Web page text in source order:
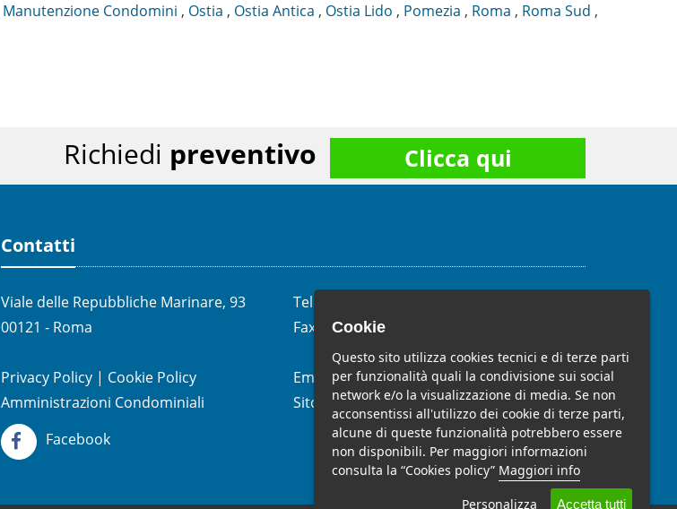
Manutenzione Condomini , Ostia , Ostia Antica , Ostia Lido , Pomezia , Roma , Roma Sud ,
Richiedi preventivo Clicca qui
Contatti
Viale delle Repubbliche Marinare, 93
00121 - Roma
Privacy Policy| Cookie Policy
Amministrazioni Condominiali
Facebook
Telefono:
Fax:
(+39) 06.99.33.19.10
Email:info@studiomelchiorri.it
Sito Web:www.stmelchiorri.it
Cookie
Questo sito utilizza cookies tecnici e di terze parti
per funzionalità quali la condivisione sui social
network e/o la visualizzazione di media. Se non
acconsentissi all'utilizzo dei cookie di terze parti,
alcune di queste funzionalità potrebbero essere
non disponibili. Per maggiori informazioni
consulta la “Cookies policy” Maggiori info
Personalizza
Accetta tutti